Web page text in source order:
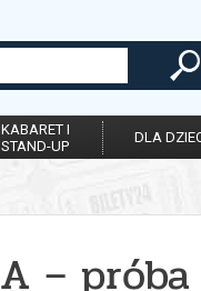
KABARET I
STAND-UP
DLA
–